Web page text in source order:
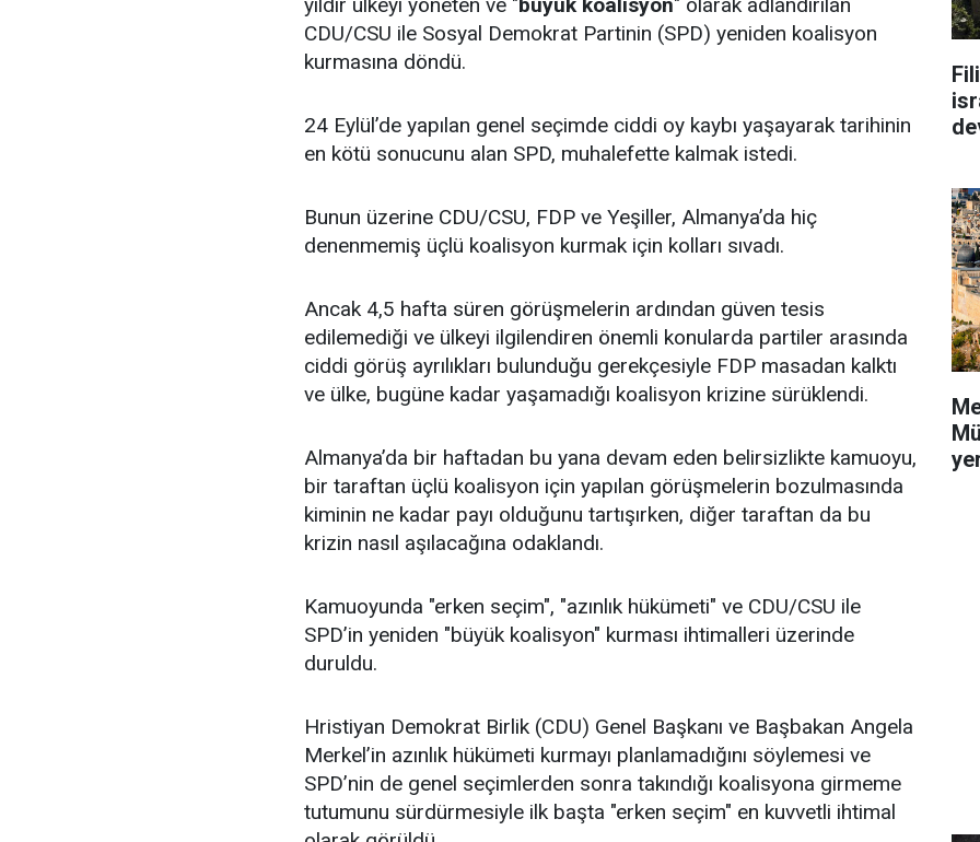
CDU/CSU ile Sosyal Demokrat Partinin (SPD) yeniden koalisyon
kurmasına döndü.
24 Eylül’de yapılan genel seçimde ciddi oy kaybı yaşayarak tarihinin
en kötü sonucunu alan SPD, muhalefette kalmak istedi.
Bunun üzerine CDU/CSU, FDP ve Yeşiller, Almanya’da hiç
denenmemiş üçlü koalisyon kurmak için kolları sıvadı.
Ancak 4,5 hafta süren görüşmelerin ardından güven tesis
edilemediği ve ülkeyi ilgilendiren önemli konularda partiler arasında
ciddi görüş ayrılıkları bulunduğu gerekçesiyle FDP masadan kalktı
ve ülke, bugüne kadar yaşamadığı koalisyon krizine sürüklendi.
Almanya’da bir haftadan bu yana devam eden belirsizlikte kamuoyu,
bir taraftan üçlü koalisyon için yapılan görüşmelerin bozulmasında
kiminin ne kadar payı olduğunu tartışırken, diğer taraftan da bu
krizin nasıl aşılacağına odaklandı.
Kamuoyunda "erken seçim", "azınlık hükümeti" ve CDU/CSU ile
SPD’in yeniden "büyük koalisyon" kurması ihtimalleri üzerinde
duruldu.
Hristiyan Demokrat Birlik (CDU) Genel Başkanı ve Başbakan Angela
Merkel’in azınlık hükümeti kurmayı planlamadığını söylemesi ve
SPD’nin de genel seçimlerden sonra takındığı koalisyona girmeme
tutumunu sürdürmesiyle ilk başta "erken seçim" en kuvvetli ihtimal